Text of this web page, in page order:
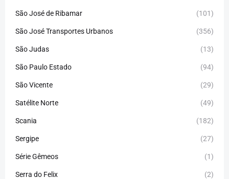
São José de Ribamar (101)
São José Transportes Urbanos (356)
São Judas (13)
São Paulo Estado (94)
São Vicente (29)
Satélite Norte (49)
Scania (182)
Sergipe (27)
Série Gêmeos (1)
Serra do Felix (2)